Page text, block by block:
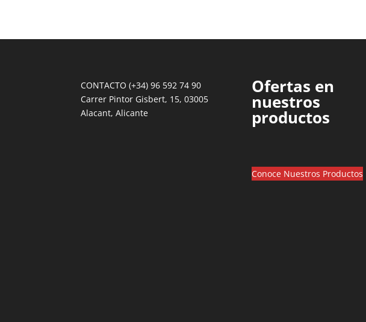
CONTACTO (+34) 96 592 74 90
Carrer Pintor Gisbert, 15, 03005
Alacant, Alicante
Ofertas en
nuestros
productos
Conoce Nuestros Productos